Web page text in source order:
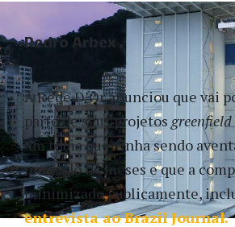
A Rede D’Or anunciou que vai
parte de seus projetos greenfield
um tema que vinha sendo
mercado há meses e que a
minimizado publicamente,
entrevista ao Brazil Journal.
Pedro Arbex